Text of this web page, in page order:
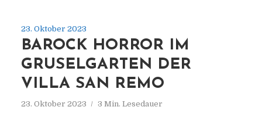
23. Oktober 2023
BAROCK HORROR IM
GRUSELGARTEN DER
VILLA SAN REMO
23. Oktober 2023 3 Min. Lesedauer